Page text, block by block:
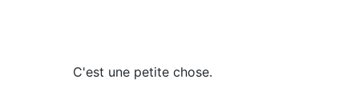
C'est une petite chose.